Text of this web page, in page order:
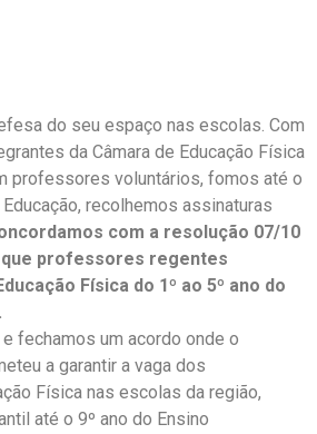
do seu espaço nas escolas. Com
da Câmara de Educação Física
professores voluntários, fomos até o
recolhemos assinaturas
com a resolução 07/10
que professores regentes
Física do 1º ao 5º ano do
fechamos um acordo onde o
a garantir a vaga dos
Física nas escolas da região,
até o 9º ano do Ensino